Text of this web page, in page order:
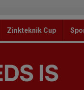
Zinkteknik Cup
IS